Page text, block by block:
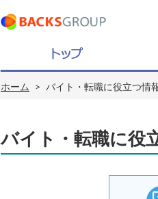
ホーム > バイト・転職に役立つ情
バイト・転職に役